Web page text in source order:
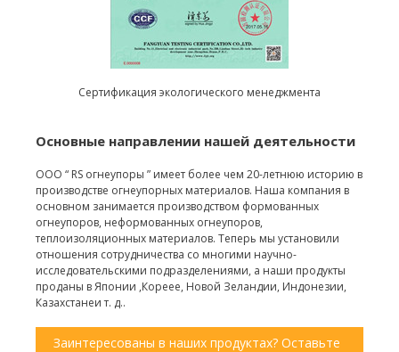
Сертификация экологического менеджмента
Основные направлении нашей деятельности
ООО “ RS огнеупоры ” имеет более чем 20-летнюю историю в
производстве огнеупорных материалов. Наша компания в
основном занимается производством формованных
огнеупоров, неформованных огнеупоров,
теплоизоляционных материалов. Теперь мы установили
отношения сотрудничества со многими научно-
исследовательскими подразделениями, а наши продукты
проданы в Японии ,Кореее, Новой Зеландии, Индонезии,
Казахстанеи т. д..
Заинтересованы в наших продуктах? Оставьте